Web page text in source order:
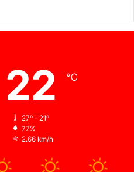
22 ℃
27º - 21º
77%
2.66 km/h